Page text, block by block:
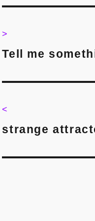
navigation
>
>
Tell me
<
<
strange